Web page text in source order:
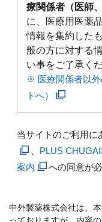
療関係者（医師
に、医療用医薬
情報を集約した
般の方に対する
い事をご了承くだ
※ 医療関係者以外
トへ）
当サイトのご利用に
PLUS
案内
への同意が必
中外製薬株式会社は、
っておりますが、内容